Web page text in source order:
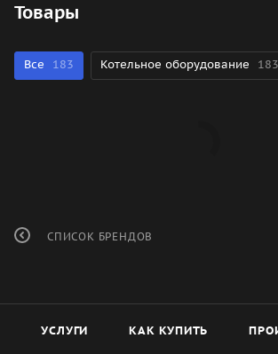
Товары
Все 183 Котельное оборудование 183
СПИСОК БРЕНДОВ
УСЛУГИ КАК КУПИТЬ